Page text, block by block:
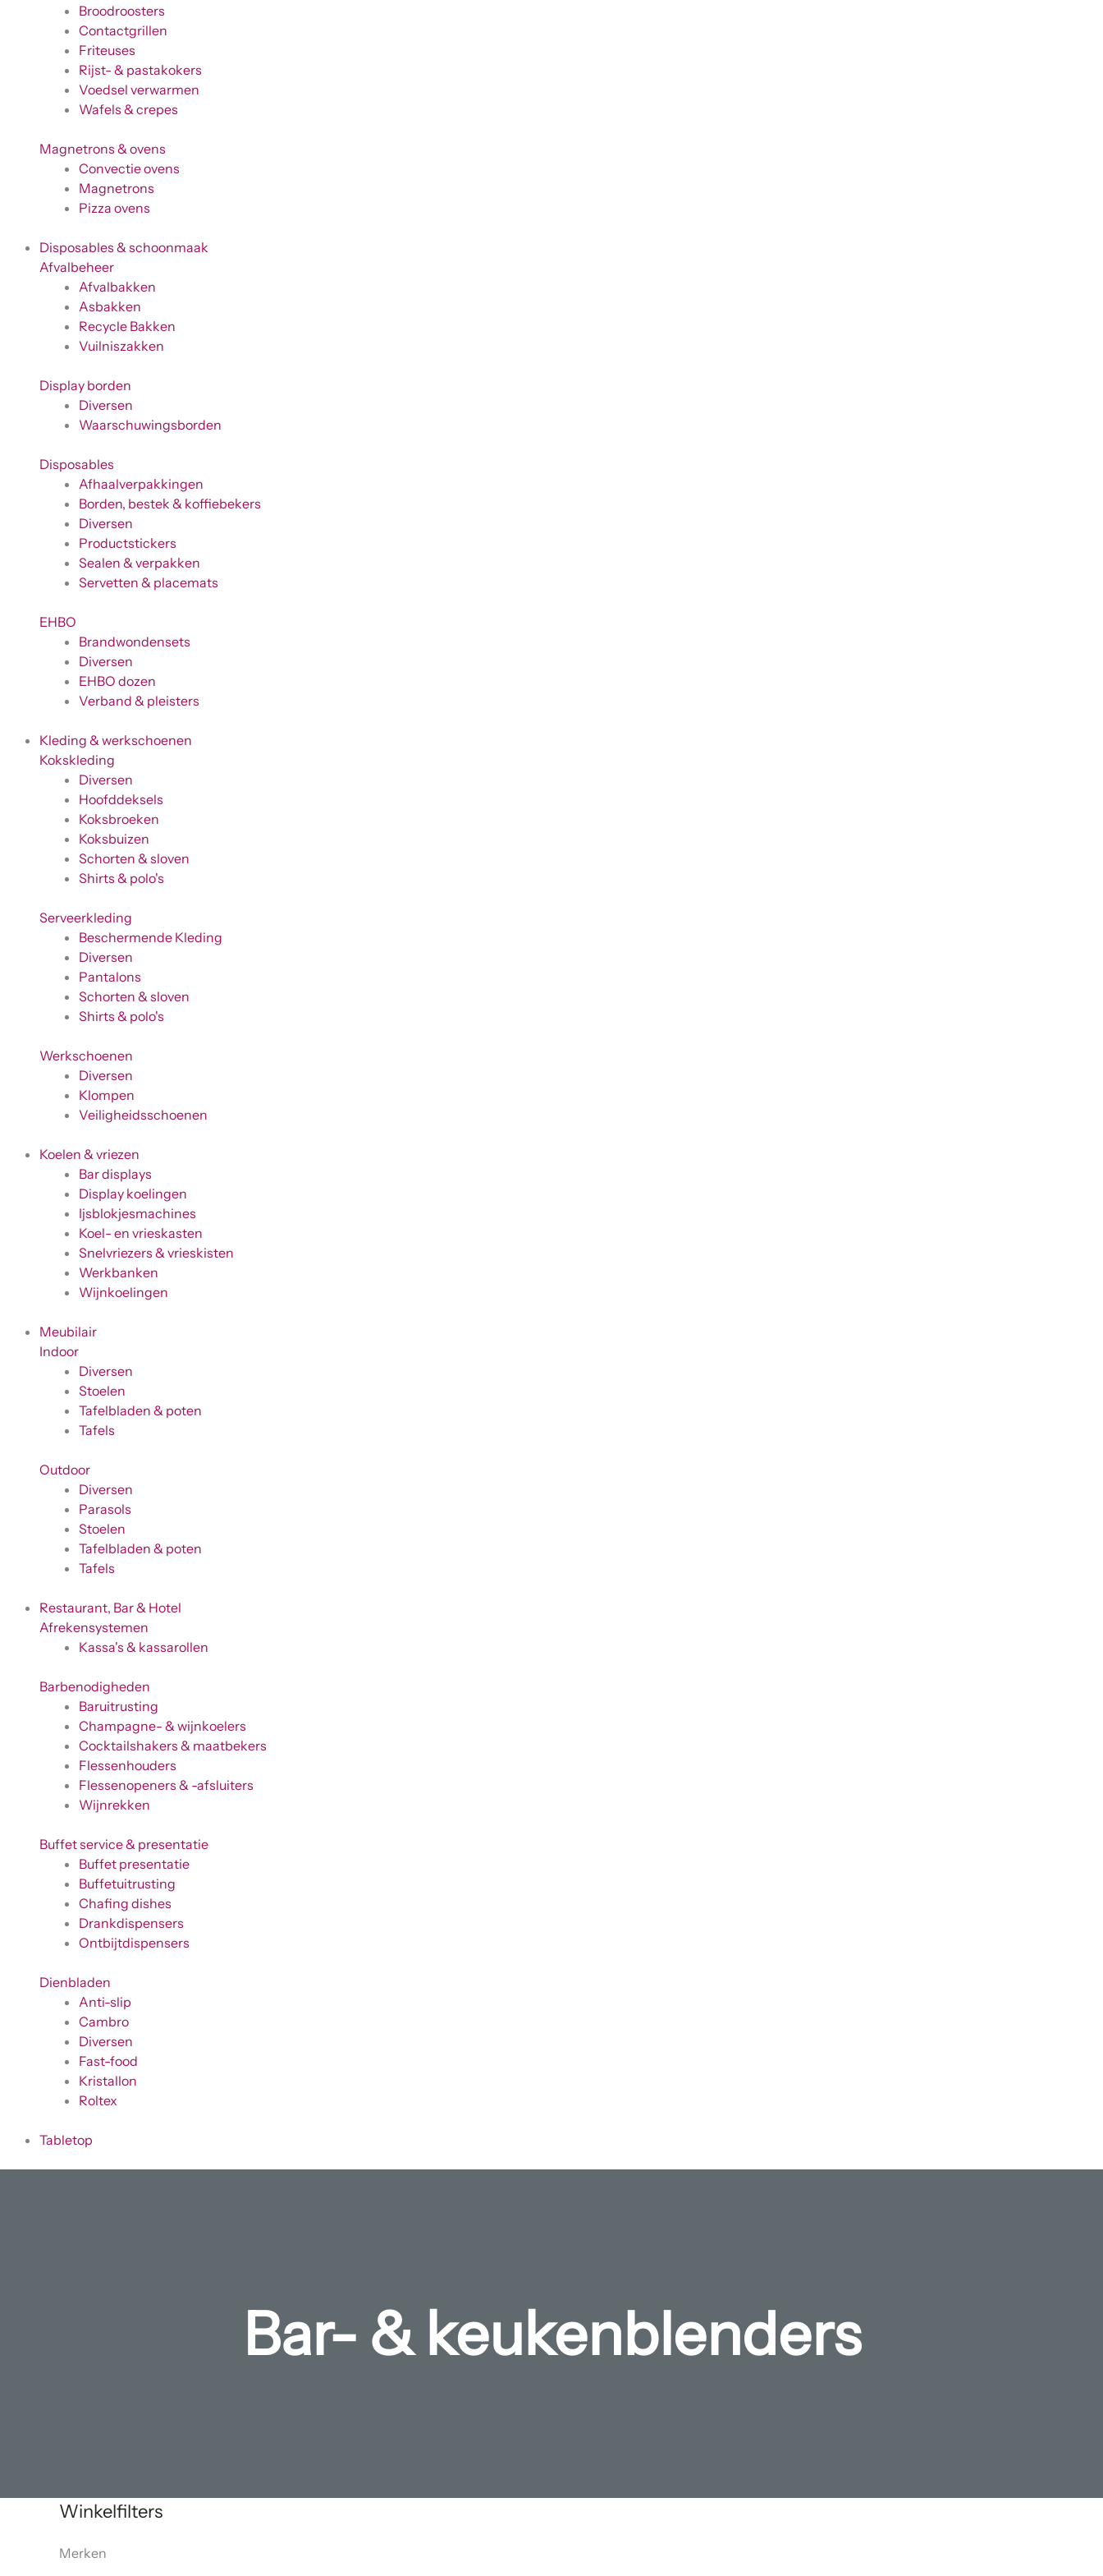
Broodroosters
Contactgrillen
Friteuses
Rijst- & pastakokers
Voedsel verwarmen
Wafels & crepes
Magnetrons & ovens
Convectie ovens
Magnetrons
Pizza ovens
Disposables & schoonmaak
Afvalbeheer
Afvalbakken
Asbakken
Recycle Bakken
Vuilniszakken
Display borden
Diversen
Waarschuwingsborden
Disposables
Afhaalverpakkingen
Borden, bestek & koffiebekers
Diversen
Productstickers
Sealen & verpakken
Servetten & placemats
EHBO
Brandwondensets
Diversen
EHBO dozen
Verband & pleisters
Kleding & werkschoenen
Kokskleding
Diversen
Hoofddeksels
Koksbroeken
Koksbuizen
Schorten & sloven
Shirts & polo's
Serveerkleding
Beschermende Kleding
Diversen
Pantalons
Schorten & sloven
Shirts & polo's
Werkschoenen
Diversen
Klompen
Veiligheidsschoenen
Koelen & vriezen
Bar displays
Display koelingen
Ijsblokjesmachines
Koel- en vrieskasten
Snelvriezers & vrieskisten
Werkbanken
Wijnkoelingen
Meubilair
Indoor
Diversen
Stoelen
Tafelbladen & poten
Tafels
Outdoor
Diversen
Parasols
Stoelen
Tafelbladen & poten
Tafels
Restaurant, Bar & Hotel
Afrekensystemen
Kassa's & kassarollen
Barbenodigheden
Baruitrusting
Champagne- & wijnkoelers
Cocktailshakers & maatbekers
Flessenhouders
Flessenopeners & -afsluiters
Wijnrekken
Buffet service & presentatie
Buffet presentatie
Buffetuitrusting
Chafing dishes
Drankdispensers
Ontbijtdispensers
Dienbladen
Anti-slip
Cambro
Diversen
Fast-food
Kristallon
Roltex
Tabletop
Bar- & keukenblenders
Winkelfilters
Merken